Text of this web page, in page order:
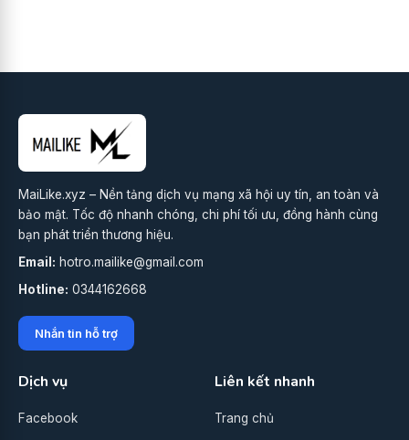
MaiLike.xyz – Nền tảng dịch vụ mạng xã hội uy tín, an toàn và
bảo mật. Tốc độ nhanh chóng, chi phí tối ưu, đồng hành cùng
bạn phát triển thương hiệu.
Email: hotro.mailike@gmail.com
Hotline: 0344162668
Nhắn tin hỗ trợ
Dịch vụ
Facebook
Liên kết nhanh
Trang chủ